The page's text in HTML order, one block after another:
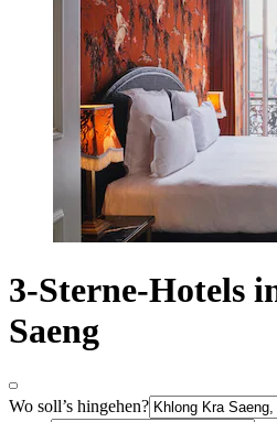
3-Sterne-Hotels
Saeng
Wo soll’s hingehen?